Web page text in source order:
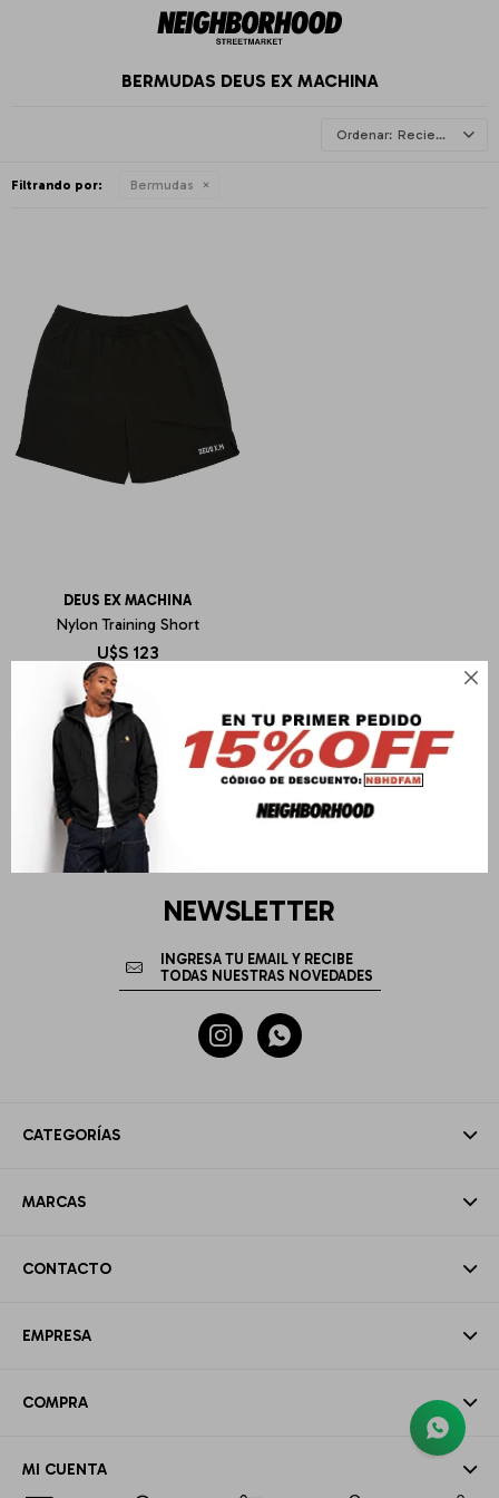

BERMUDAS DEUS EX MACHINA
Recientes
Filtrando por: Bermudas
DEUS EX MACHINA
Nylon Training Short
U$S 123
CATEGORÍAS
MARCAS
CONTACTO
EMPRESA
COMPRA
MI CUENTA
NEWSLETTER
 